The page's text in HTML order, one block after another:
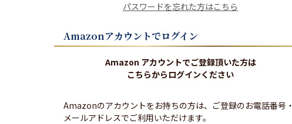
パスワードを忘れた方はこちら
Amazonアカウントでログイン
Amazon アカウントでご登録頂いた方は
こちらからログインください
Amazonのアカウントをお持ちの方は、ご登録のお電話番号・
メールアドレスでご利用いただけます。